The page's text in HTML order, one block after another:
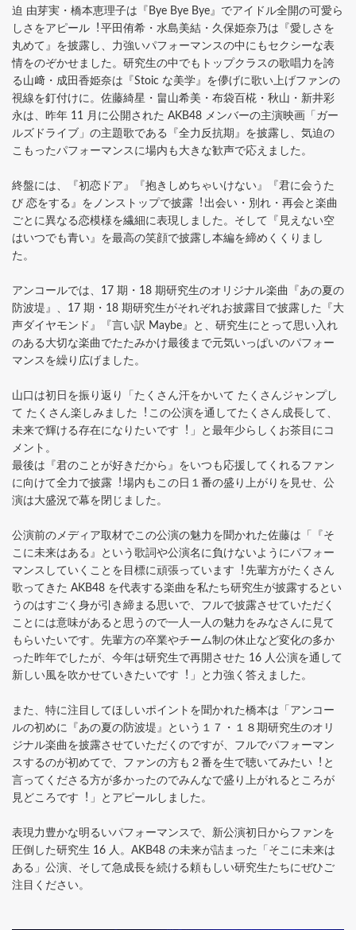
迫 由芽実・橋本恵理⼦は『Bye Bye Bye』でアイドル全開の可愛ら
しさをアピール︕平⽥侑希・⽔島美結・久保姫奈乃は『愛しさを
丸めて』を披露し、⼒強いパフォーマンスの中にもセクシーな表
情をのぞかせました。研究⽣の中でもトップクラスの歌唱⼒を誇
る⼭﨑・成⽥⾹姫奈は『Stoic な美学』を儚げに歌い上げファンの
視線を釘付けに。佐藤綺星・畠⼭希美・布袋百椛・秋⼭・新井彩
永は、昨年 11 ⽉に公開された AKB48 メンバーの主演映画「ガー
ルズドライブ」の主題歌である『全⼒反抗期』を披露し、気迫の
こもったパフォーマンスに場内も⼤きな歓声で応えました。
終盤には、『初恋ドア』『抱きしめちゃいけない』『君に会うた
び 恋をする』をノンストップで披露︕出会い・別れ・再会と楽曲
ごとに異なる恋模様を繊細に表現しました。そして『⾒えない空
はいつでも⻘い』を最⾼の笑顔で披露し本編を締めくくりまし
た。
アンコールでは、17 期・18 期研究⽣のオリジナル楽曲『あの夏の
防波堤』、17 期・18 期研究⽣がそれぞれお披露⽬で披露した『⼤
声ダイヤモンド』『⾔い訳 Maybe』と、研究⽣にとって思い⼊れ
のある⼤切な楽曲でたたみかけ最後まで元気いっぱいのパフォー
マンスを繰り広げました。
⼭⼝は初⽇を振り返り「たくさん汗をかいて たくさんジャンプし
て たくさん楽しみました︕この公演を通してたくさん成⻑して、
未来で輝ける存在になりたいです︕」と最年少らしくお茶⽬にコ
メント。
最後は『君のことが好きだから』をいつも応援してくれるファン
に向けて全⼒で披露︕場内もこの⽇１番の盛り上がりを⾒せ、公
演は⼤盛況で幕を閉じました。
公演前のメディア取材でこの公演の魅⼒を聞かれた佐藤は「『そ
こに未来はある』という歌詞や公演名に負けないようにパフォー
マンスしていくことを⽬標に頑張っています︕先輩⽅がたくさん
歌ってきた AKB48 を代表する楽曲を私たち研究⽣が披露するとい
うのはすごく⾝が引き締まる思いで、フルで披露させていただく
ことには意味があると思うので⼀⼈⼀⼈の魅⼒をみなさんに⾒て
もらいたいです。先輩⽅の卒業やチーム制の休⽌など変化の多か
った昨年でしたが、今年は研究⽣で再開させた 16 ⼈公演を通して
新しい⾵を吹かせていきたいです︕」と⼒強く答えました。
また、特に注⽬してほしいポイントを聞かれた橋本は「アンコー
ルの初めに『あの夏の防波堤』という１７・１８期研究⽣のオリ
ジナル楽曲を披露させていただくのですが、フルでパフォーマン
スするのが初めてで、ファンの⽅も２番を⽣で聴いてみたい︕と
⾔ってくださる⽅が多かったのでみんなで盛り上がれるところが
⾒どころです︕」とアピールしました。
表現⼒豊かな明るいパフォーマンスで、新公演初⽇からファンを
圧倒した研究⽣ 16 ⼈。AKB48 の未来が詰まった「そこに未来は
ある」公演、そして急成⻑を続ける頼もしい研究⽣たちにぜひご
注⽬ください。